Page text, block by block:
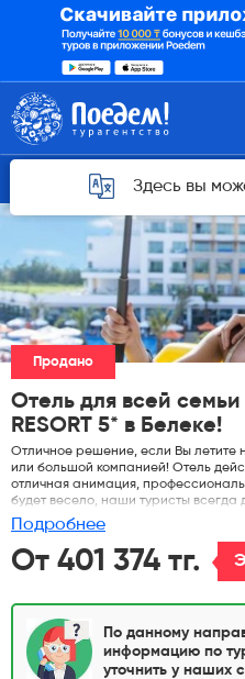
Здесь вы
Горящие туры для
Продано
Отель для всей семьи
RESORT 5* в Белеке!
Отличное решение, если Вы летите
или большой компанией! Отель
отличная анимация,
будет весело, наши туристы всегда
разнообразием алкоголя, так что
будет каждый, для маленьких
на весь день, что позволит
отеле собственный аквапарк!
Подробнее
От 401 374 тг.
По данному
информацию по
уточнить у наших